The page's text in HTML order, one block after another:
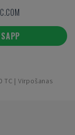
TC | Virpošanas